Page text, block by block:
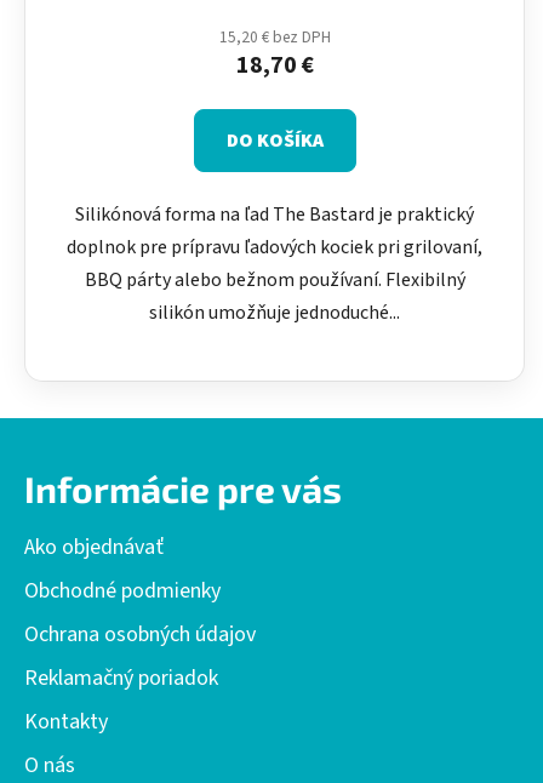
15,20 € bez DPH
18,70 €
DO KOŠÍKA
Silikónová forma na ľad The Bastard je praktický
doplnok pre prípravu ľadových kociek pri grilovaní,
BBQ párty alebo bežnom používaní. Flexibilný
silikón umožňuje jednoduché...
Informácie pre vás
Ako objednávať
Obchodné podmienky
Ochrana osobných údajov
Reklamačný poriadok
Kontakty
O nás